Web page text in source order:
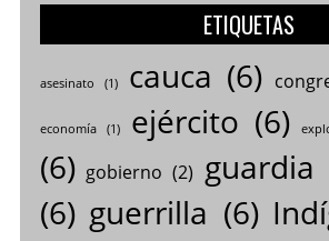
ETIQUETAS
asesinato (1) cauca (6)
economía(1) ejército (6)
(6) gobierno (2) guardia
(6) guerrilla (6)